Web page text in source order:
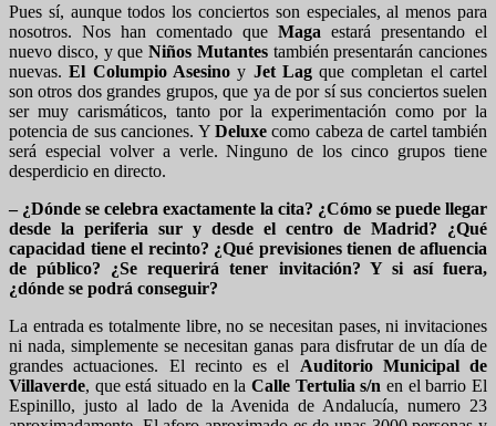
Pues sí, aunque todos los conciertos son especiales, al menos para
nosotros. Nos han comentado que Maga estará presentando el
nuevo disco, y que Niños Mutantestambién presentarán canciones
nuevas.El Columpio Asesinoy Jet Lagque completan el cartel
son otros dos grandes grupos, que ya de por sí sus conciertos suelen
ser muy carismáticos, tanto por la experimentación como por la
potencia de sus canciones. Y Deluxe como cabeza de cartel también
será especial volver a verle. Ninguno de los cinco grupos tiene
desperdicio en directo.
– ¿Dónde se celebra exactamente la cita? ¿Cómo se puede llegar
desde la periferia sur y desde el centro de Madrid? ¿Qué
capacidad tiene el recinto? ¿Qué previsiones tienen de afluencia
de público? ¿Se requerirá tener invitación? Y si así fuera,
¿dónde se podrá conseguir?
La entrada es totalmente libre, no se necesitan pases, ni invitaciones
ni nada, simplemente se necesitan ganas para disfrutar de un día de
grandes actuaciones. El recinto es el Auditorio Municipal de
Villaverde, que está situado en la Calle Tertulia s/n en el barrio El
Espinillo, justo al lado de la Avenida de Andalucía, numero 23